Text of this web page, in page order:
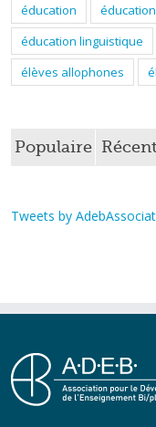
éducation
éducation linguistique
élèves allophones
Populaire Récent
Tweets by